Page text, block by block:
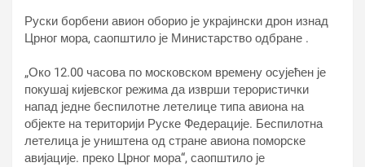
Руски борбени авион оборио је украјински дрон изнад
Црног мора, саопштило је Министарство одбране .
„Око 12.00 часова по московском времену осујећен је
покушај кијевског режима да изврши терористички
напад једне беспилотне летелице типа авиона на
објекте на територији Руске Федерације. Беспилотна
летелица је уништена од стране авиона поморске
авијације. преко Црног мора“, саопштило је